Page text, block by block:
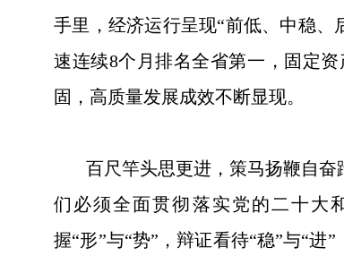
手里，经济运行呈现“前低、中稳
速连续8个月排名全省第一，固定
固，高质量发展成效不断显现。
百尺竿头思更进，策马扬鞭自奋
们必须全面贯彻落实党的二十大
握“形”与“势”，辩证看待“稳”与“